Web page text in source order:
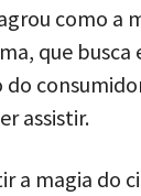
como a
que busca
assistir.
a magia do